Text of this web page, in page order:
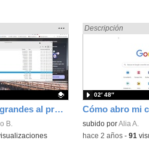
Subir archivos grandes al profe por comparti2
en:
Mostrar
la
ubicación
de la
búsqueda
…
B.
Encontrado
Descripción
Contenido educativo.
subido porAlia A.
02′ 48″
-hace 2 años- 91